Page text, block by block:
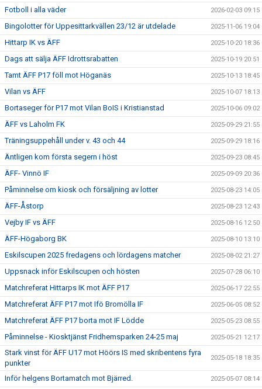
Fotboll i alla väder 2026-02-03 09:15
Bingolotter för Uppesittarkvällen 23/12 är utdelade 2025-11-06 19:04
Hittarp IK vs ÄFF 2025-10-20 18:36
Dags att sälja ÄFF Idrottsrabatten 2025-10-19 20:51
Tamt ÄFF P17 föll mot Höganäs 2025-10-13 18:45
Vilan vs ÄFF 2025-10-07 18:13
Bortaseger för P17 mot Vilan BoIS i Kristianstad 2025-10-06 09:02
ÄFF vs Laholm FK 2025-09-29 21:55
Träningsuppehåll under v. 43 och 44 2025-09-29 18:16
Äntligen kom första segern i höst 2025-09-23 08:45
ÄFF- Vinnö IF 2025-09-09 20:36
Påminnelse om kiosk och försäljning av lotter 2025-08-23 14:05
ÄFF-Åstorp 2025-08-23 12:43
Vejby IF vs ÄFF 2025-08-16 12:50
ÄFF-Högaborg BK 2025-08-10 13:10
Eskilscupen 2025 fredagens och lördagens matcher 2025-08-02 21:27
Uppsnack inför Eskilscupen och hösten 2025-07-28 06:10
Matchreferat Hittarps IK mot ÄFF P17 2025-06-17 22:55
Matchreferat ÄFF P17 mot Ifö Bromölla IF 2025-06-05 08:52
Matchreferat ÄFF P17 borta mot IF Lödde 2025-05-23 08:55
Påminnelse - Kiosktjänst Fridhemsparken 24-25 maj 2025-05-21 12:17
Stark vinst för ÄFF U17 mot Höörs IS med skribentens fyra
punkter
2025-05-18 18:35
Inför helgens Bortamatch mot Bjärred. 2025-05-07 08:14